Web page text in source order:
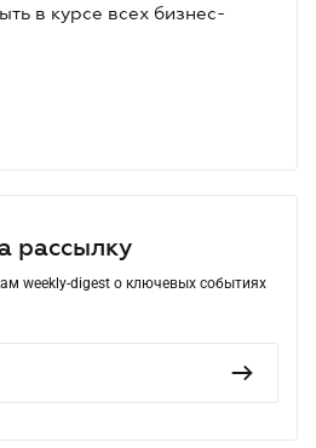
в курсе всех бизнес-
рассылку
weekly-digest о ключевых событиях